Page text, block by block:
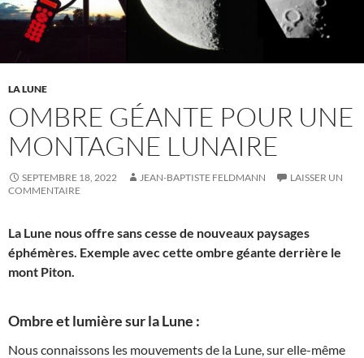
LA LUNE
OMBRE GÉANTE POUR UNE
MONTAGNE LUNAIRE
SEPTEMBRE 18, 2022 JEAN-BAPTISTE FELDMANN
LAISSER UN
COMMENTAIRE
La Lune nous offre sans cesse de nouveaux paysages
éphémères. Exemple avec cette ombre géante derrière le
mont Piton.
Ombre et lumière sur la Lune :
Nous connaissons les mouvements de la Lune, sur elle-même